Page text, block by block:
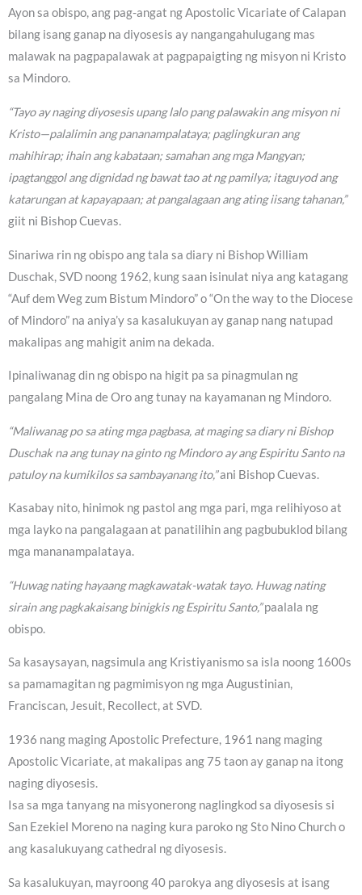
Ayon sa obispo, ang pag-angat ng Apostolic Vicariate of Calapan
bilang isang ganap na diyosesis ay nangangahulugang mas
malawak na pagpapalawak at pagpapaigting ng misyon ni Kristo
sa Mindoro.
“Tayo ay naging diyosesis upang lalo pang palawakin ang misyon ni
Kristo—palalimin ang pananampalataya; paglingkuran ang
mahihirap; ihain ang kabataan; samahan ang mga Mangyan;
ipagtanggol ang dignidad ng bawat tao at ng pamilya; itaguyod ang
katarungan at kapayapaan; at pangalagaan ang ating iisang tahanan,”
giit ni Bishop Cuevas.
Sinariwa rin ng obispo ang tala sa diary ni Bishop William
Duschak, SVD noong 1962, kung saan isinulat niya ang katagang
“Auf dem Weg zum Bistum Mindoro” o “On the way to the Diocese
of Mindoro” na aniya’y sa kasalukuyan ay ganap nang natupad
makalipas ang mahigit anim na dekada.
Ipinaliwanag din ng obispo na higit pa sa pinagmulan ng
pangalang Mina de Oro ang tunay na kayamanan ng Mindoro.
“Maliwanag po sa ating mga pagbasa, at maging sa diary ni Bishop
Duschak na ang tunay na ginto ng Mindoro ay ang Espiritu Santo na
patuloy na kumikilos sa sambayanang ito,”ani Bishop Cuevas.
Kasabay nito, hinimok ng pastol ang mga pari, mga relihiyoso at
mga layko na pangalagaan at panatilihin ang pagbubuklod bilang
mga mananampalataya.
“Huwag nating hayaang magkawatak-watak tayo. Huwag nating
sirain ang pagkakaisang binigkis ng Espiritu Santo,”paalala ng
obispo.
Sa kasaysayan, nagsimula ang Kristiyanismo sa isla noong 1600s
sa pamamagitan ng pagmimisyon ng mga Augustinian,
Franciscan, Jesuit, Recollect, at SVD.
1936 nang maging Apostolic Prefecture, 1961 nang maging
Apostolic Vicariate, at makalipas ang 75 taon ay ganap na itong
naging diyosesis.
Isa sa mga tanyang na misyonerong naglingkod sa diyosesis si
San Ezekiel Moreno na naging kura paroko ng Sto Nino Church o
ang kasalukuyang cathedral ng diyosesis.
Sa kasalukuyan, mayroong 40 parokya ang diyosesis at isang